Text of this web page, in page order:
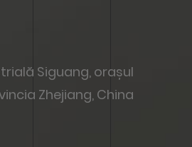
Siguang, orașul
Zhejiang, China